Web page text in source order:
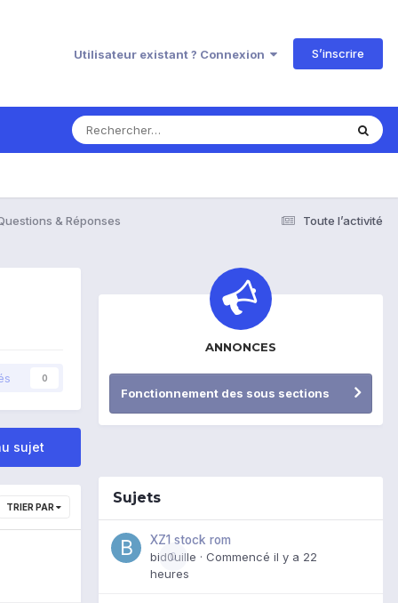
Utilisateur existant ? Connexion S’inscrire
Toute l’activité
& Réponses
0
sujet
TRIER PAR
ANNONCES
Fonctionnement des sous sections
Sujets
0
XZ1 stock rom
bid0uille · Commencé il y a 22
heures